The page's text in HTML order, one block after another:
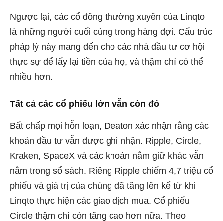
Ngược lại, các cổ đông thường xuyên của Linqto
là những người cuối cùng trong hàng đợi. Cấu trúc
pháp lý này mang đến cho các nhà đầu tư cơ hội
thực sự để lấy lại tiền của họ, và thậm chí có thể
nhiều hơn.
Tất cả các cổ phiếu lớn vẫn còn đó
Bất chấp mọi hỗn loạn, Deaton xác nhận rằng các
khoản đầu tư vẫn được ghi nhận. Ripple, Circle,
Kraken, SpaceX và các khoản nắm giữ khác vẫn
nằm trong sổ sách. Riêng Ripple chiếm 4,7 triệu cổ
phiếu và giá trị của chúng đã tăng lên kể từ khi
Linqto thực hiện các giao dịch mua. Cổ phiếu
Circle thậm chí còn tăng cao hơn nữa. Theo